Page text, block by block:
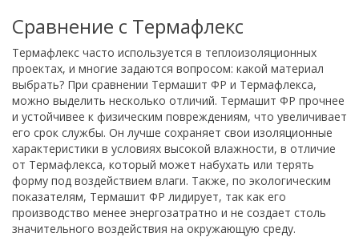
Сравнение с Термафлекс
Термафлекс часто используется в теплоизоляционных
проектах, и многие задаются вопросом: какой материал
выбрать? При сравнении Термашит ФР и Термафлекса,
можно выделить несколько отличий. Термашит ФР прочнее
и устойчивее к физическим повреждениям, что увеличивает
его срок службы. Он лучше сохраняет свои изоляционные
характеристики в условиях высокой влажности, в отличие
от Термафлекса, который может набухать или терять
форму под воздействием влаги. Также, по экологическим
показателям, Термашит ФР лидирует, так как его
производство менее энергозатратно и не создает столь
значительного воздействия на окружающую среду.